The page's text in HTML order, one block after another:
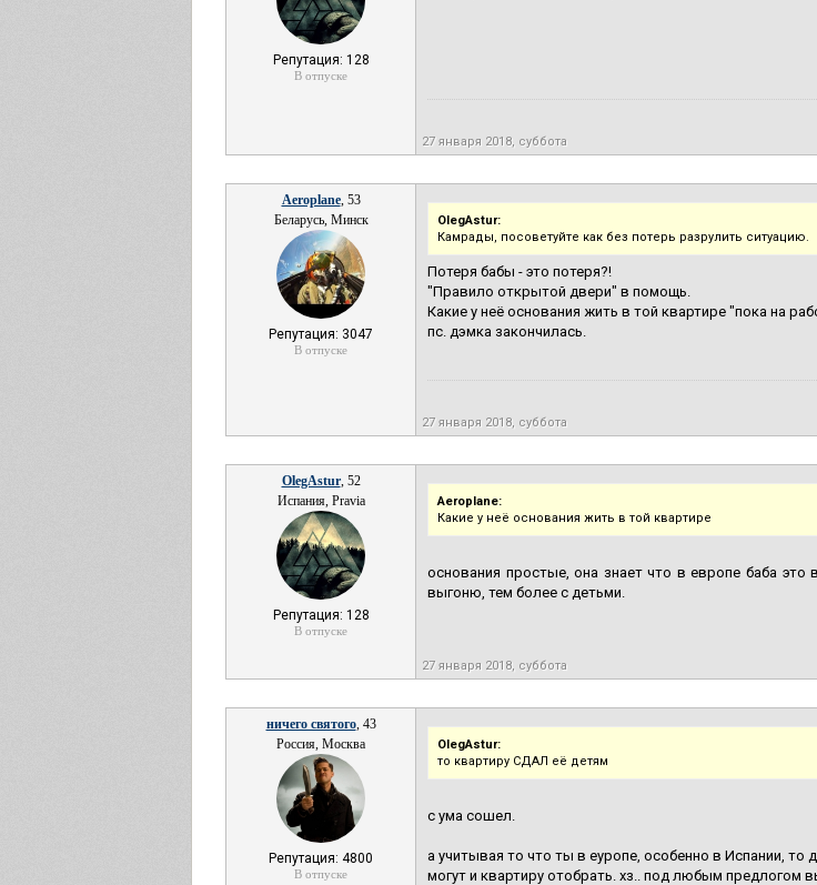
Репутация: 128
В отпуске
27 января 2018, суббота
Aeroplane, 53
Беларусь, Минск
Репутация: 3047
В отпуске
OlegAstur:
Камрады, посоветуйте как без потерь разрулить ситуацию.
Потеря бабы - это потеря?!
"Правило открытой двери" в помощь.
Какие у неё основания жить в той квартире "пока на
пс. дэмка закончилась.
27 января 2018, суббота
OlegAstur, 52
Испания, Pravia
Репутация: 128
В отпуске
Aeroplane:
Какие у неё основания жить в той квартире
основания простые, она знает что в европе баба
выгоню, тем более с детьми.
27 января 2018, суббота
ничего святого, 43
Россия, Москва
Репутация: 4800
В отпуске
OlegAstur:
то квартиру СДАЛ её детям
с ума сошел.
а учитывая то что ты в еуропе, особенно в Испании, то
могут и квартиру отобрать. хз.. под любым предлогом